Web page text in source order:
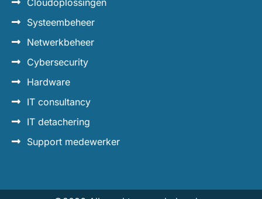
Systeembeheer
Netwerkbeheer
Cybersecurity
Hardware
IT consultancy
IT detachering
Support medewerker